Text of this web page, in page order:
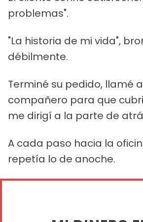
problemas".
"La historia de mi vida",
débilmente.
Terminé su pedido, llamé
compañero para que
me dirigí a la parte de
A cada paso hacia la
repetía lo de anoche.